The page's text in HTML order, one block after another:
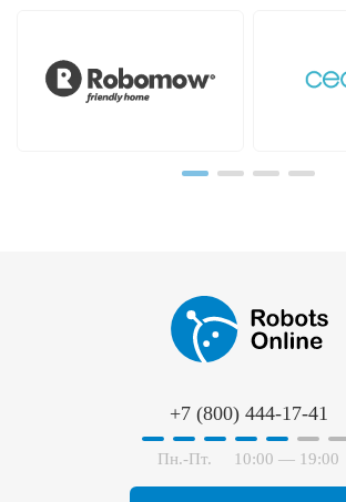
+7 (800) 444-17-41
Пн.-Пт. 10:00 — 19:00